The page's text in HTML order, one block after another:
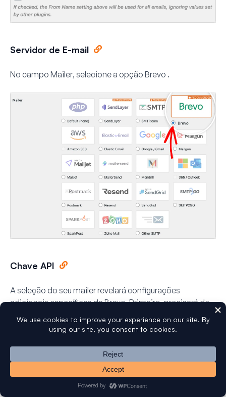
Servidor de E-mail
No campo Mailer, selecione a opção Brevo .
Chave API
A seleção do seu mailer revelará configurações
adicionais específicas da Brevo. Primeiro, precisará de
localizar e introduzir a sua chave API.
conta Brevo está aberta. Expanda o menu no canto
superior direito novamente, depois selecione
Definições.